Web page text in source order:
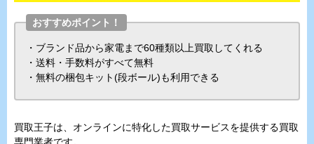
おすすめポイント！
・ブランド品から家電まで60種類以上買取してくれる
・送料・手数料がすべて無料
・無料の梱包キット(段ボール)も利用できる
買取王子は、オンラインに特化した買取サービスを提供する買取